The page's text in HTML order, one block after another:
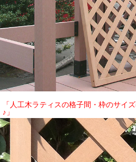
「人工木ラティスの格子間・枠のサイ
♪」